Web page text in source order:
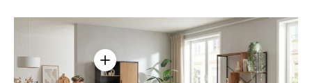
Einzelheiten anzeigen - AMIO H -